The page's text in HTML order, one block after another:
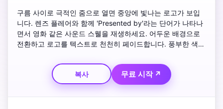
구름 사이로 극적인 줌으로 열면 중앙에 빛나는 로고가 보입
니다. 렌즈 플레어와 함께 'Presented by'라는 단어가 나타나
면서 영화 같은 사운드 스웰을 재생하세요. 어두운 배경으로
전환하고 로고를 텍스트로 천천히 페이드합니다. 풍부한 색상
마무리하기 위해 주변 톤이 있는 시그니처 페이드 아웃 애니
메이션을 보여주는 아우트로 클립으로 마무리하세요.
복사 무료 시작 ↗